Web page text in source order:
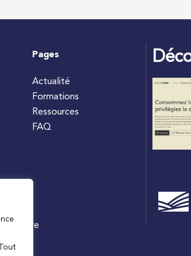
Pages
Actualité
Formations
Ressources
FAQ